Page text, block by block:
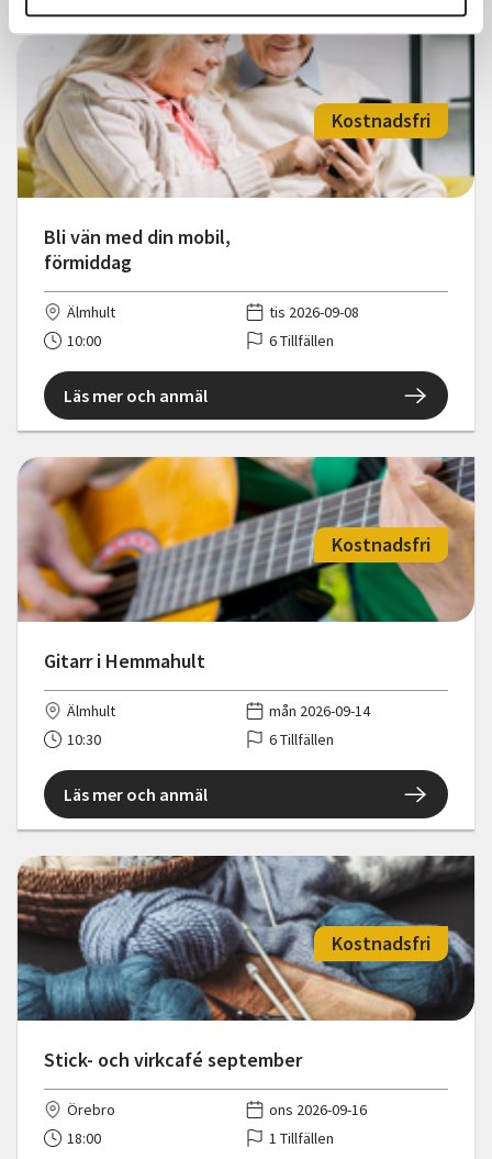
Bli vän med din mobil,
förmiddag
Kostnadsfri
Älmhult
tis 2026-09-08
10:00
6 Tillfällen
Läs mer och anmäl
Gitarr i Hemmahult
Kostnadsfri
Älmhult
mån 2026-09-14
10:30
6 Tillfällen
Läs mer och anmäl
Stick- och virkcafé september
Kostnadsfri
Örebro
ons 2026-09-16
18:00
1 Tillfällen